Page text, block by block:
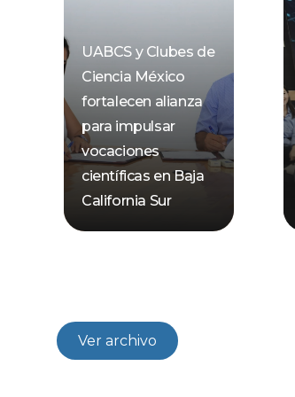
UABCS y Clubes de
Ciencia México
fortalecen alianza
para impulsar
vocaciones
científicas en Baja
California Sur
Ver archivo